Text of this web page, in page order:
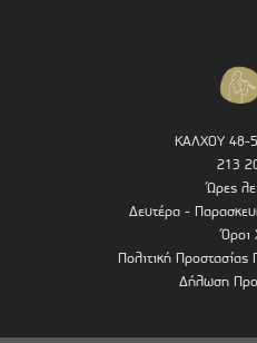
ΚΑΛΧΟΥ 48-
213
Ώρες
Δευτέρα -
Όροι
Πολιτική
Δήλωση